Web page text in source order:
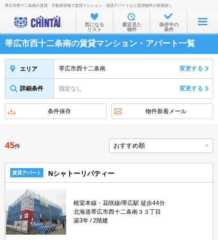
お部屋を探す
沿線・駅から
住所から
家賃相場から
物件特集から
不動産会社から
TOP
帯広市西十二条南の賃貸・不動産情報で賃貸マンション・賃貸アパートなど賃貸物件の部屋探し
気になる
リスト
最近見た
物件
保存中の
条件
帯広市西十二条南の賃貸マンション・アパート一覧
エリア 帯広市西十二条南 変更する
詳細条件 指定なし 変更する
条件保存 物件新着メール
45件
賃貸アパート Nシャトーリバティー
根室本線・花咲線/帯広駅 徒歩44分
北海道帯広市西十二条南３３丁目
築3年
2階建